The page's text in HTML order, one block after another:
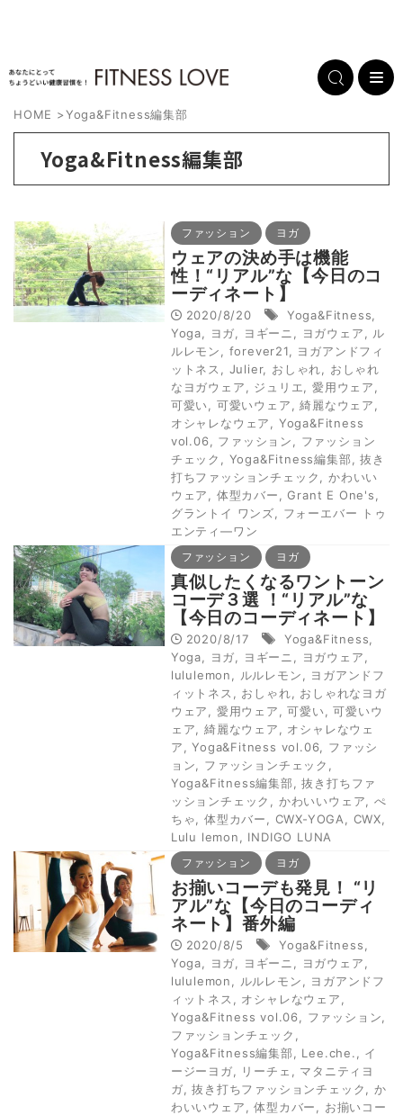
HOME >Yoga&Fitness編集部
Yoga&Fitness編集部
ファッション ヨガ
ウェアの決め手は機能
性！“リアル”な【今日のコ
ーディネート】
2020/8/20 Yoga&Fitness
Yoga
ヨガ ヨギーニ ヨガウェア
ル
ルレモン
forever21
ヨガアンドフィ
ットネス
Julier, おしゃれ
おしゃれ
なヨガウェア
ジュリエ 愛用ウェア
可愛い
可愛いウェア ,綺麗なウェア
オシャレなウェア
Yoga&Fitness
vol.06
ファッション
ファッション
チェック
Yoga&Fitness編集部 ,抜き
打ちファッションチェック
かわいい
ウェア
体型カバー ,Grant E One's
グラントイ ワンズ
フォーエバー トゥ
エンティ―ワン
ファッション ヨガ
真似したくなるワントーン
コーデ３選 ！“リアル”な
【今日のコーディネート】
2020/8/17 Yoga&Fitness
Yoga
ヨガ ヨギーニ ヨガウェア
lululemon
ルルレモン
ヨガアンドフ
ィットネス
おしゃれ
おしゃれなヨガ
ウェア
愛用ウェア ,可愛い ,可愛いウ
ェア
綺麗なウェア
オシャレなウェ
ア ,Yoga&Fitness vol.06
ファッシ
ョン
ファッションチェック
Yoga&Fitness編集部
,抜き打ちファ
ッションチェック
かわいいウェア
ぺ
ちゃ
体型カバー CWX-YOGA CWX
Lulu lemon
INDIGO LUNA
ファッション ヨガ
お揃いコーデも発見！ “リ
アル”な【今日のコーディ
ネート】番外編
2020/8/5 Yoga&Fitness
Yoga
ヨガ ヨギーニ ヨガウェア
lululemon
ルルレモン
ヨガアンドフ
ィットネス
オシャレなウェア
Yoga&Fitness vol.06
ファッション
ファッションチェック
Yoga&Fitness編集部
Lee.che.
イ
ージーヨガ
リーチェ
マタニティヨ
ガ ,抜き打ちファッションチェック
か
わいいウェア ,体型カバー
お揃いコー